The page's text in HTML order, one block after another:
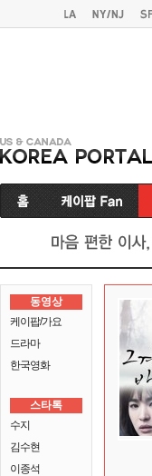
동영상
케이팝/가요
드라마
한국영화
스타톡
수지
김수현
이종석